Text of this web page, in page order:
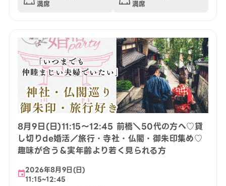
満席
満席
8月9日(日)11:15〜12:45 前橋＼50代の方へ♡貸
し切りde婚活／旅行・寺社・仏閣・御朱印集め♡
趣味が合う＆実年齢より若く見られる方
2026年8月9日(日)
11:15~12:45